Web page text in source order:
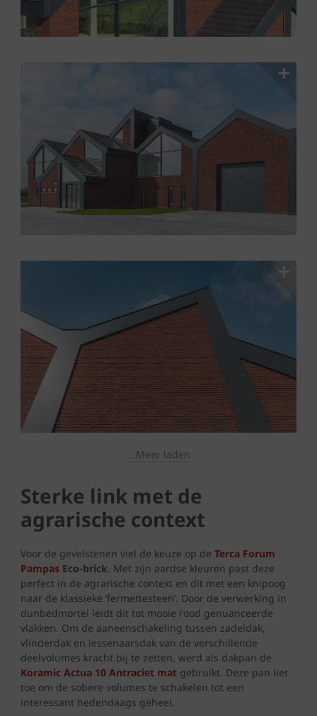
...Meer laden
Sterke link met de
agrarische context
Voor de gevelstenen viel de keuze op de Terca Forum
Pampas Eco-brick. Met zijn aardse kleuren past deze
perfect in de agrarische context en dit met een knipoog
naar de klassieke ‘fermettesteen’. Door de verwerking in
dunbedmortel leidt dit tot mooie rood genuanceerde
vlakken. Om de aaneenschakeling tussen zadeldak,
vlinderdak en lessenaarsdak van de verschillende
deelvolumes kracht bij te zetten, werd als dakpan de
Koramic Actua 10 Antraciet mat gebruikt. Deze pan liet
toe om de sobere volumes te schakelen tot een
interessant hedendaags geheel.